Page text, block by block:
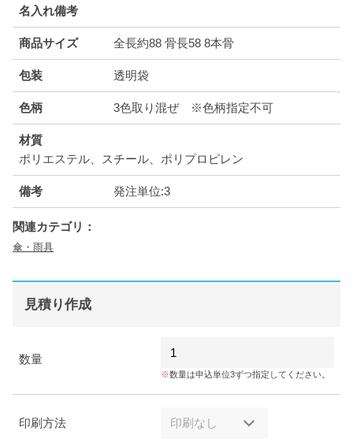
名入れ備考
商品サイズ 全長約88 骨長58 8本骨
包装 透明袋
色柄 3色取り混ぜ ※色柄指定不可
材質
ポリエステル、スチール、ポリプロピレン
備考 発注単位:3
関連カテゴリ：
傘・雨具
見積り作成
数量
数量は申込単位3ずつ指定してください。
印刷方法